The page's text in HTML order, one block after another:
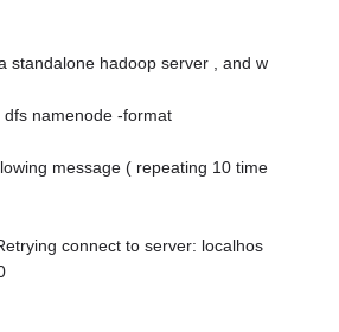
standalone hadoop server , and w
namenode -format
message ( repeating 10 time
connect to server: localhos